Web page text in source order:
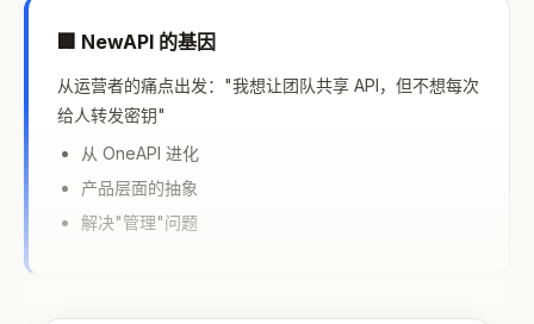
🏢 NewAPI 的基因
从运营者的痛点出发："我想让团队共享 API，但不想每次
给人转发密钥"
从 OneAPI 进化
产品层面的抽象
解决"管理"问题